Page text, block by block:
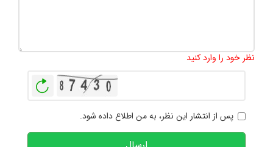
نظر خود را وارد کنید
پس از انتشار این نظر، به من اطلاع داده شود.